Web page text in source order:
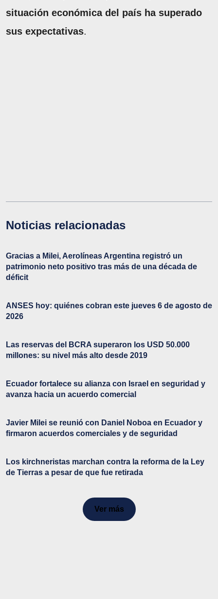
situación económica del país ha superado
sus expectativas.
Noticias relacionadas
Gracias a Milei, Aerolíneas Argentina registró un
patrimonio neto positivo tras más de una década de
déficit
ANSES hoy: quiénes cobran este jueves 6 de agosto de
2026
Las reservas del BCRA superaron los USD 50.000
millones: su nivel más alto desde 2019
Ecuador fortalece su alianza con Israel en seguridad y
avanza hacia un acuerdo comercial
Javier Milei se reunió con Daniel Noboa en Ecuador y
firmaron acuerdos comerciales y de seguridad
Los kirchneristas marchan contra la reforma de la Ley
de Tierras a pesar de que fue retirada
Ver más